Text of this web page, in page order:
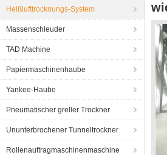
Heißlufttrocknungs-System
Massenschleuder
TAD Machine
Papiermaschinenhaube
Yankee-Haube
Pneumatischer greller Trockner
Ununterbrochener Tunneltrockner
Rollenauftragmaschinenmaschine